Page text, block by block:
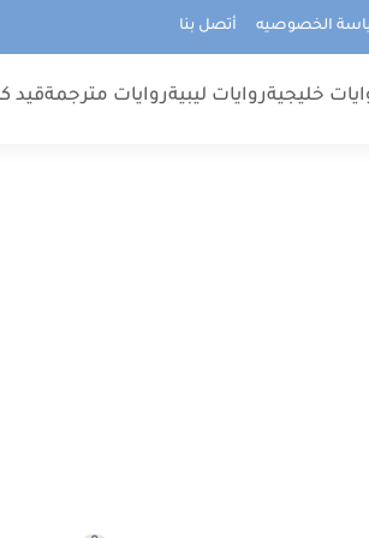
الخصوصيه أتصل بنا
خليجيةروايات ليبيةروايات مترجمةقيد